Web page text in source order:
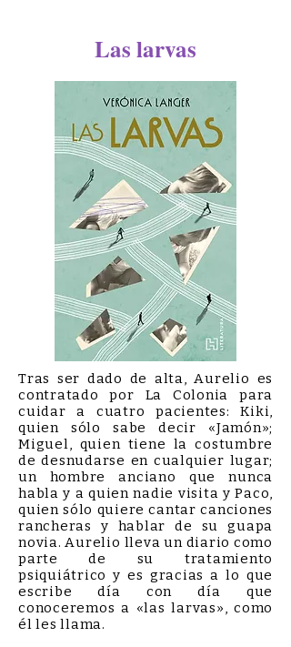
Las larvas
Tras ser dado de alta, Aurelio es
contratado por La Colonia para
cuidar a cuatro pacientes: Kiki,
quien sólo sabe decir «Jamón»;
Miguel, quien tiene la costumbre
de desnudarse en cualquier lugar;
un hombre anciano que nunca
habla y a quien nadie visita y Paco,
quien sólo quiere cantar canciones
rancheras y hablar de su guapa
novia. Aurelio lleva un diario como
parte de su tratamiento
psiquiátrico y es gracias a lo que
escribe día con día que
conoceremos a «las larvas», como
él les llama.